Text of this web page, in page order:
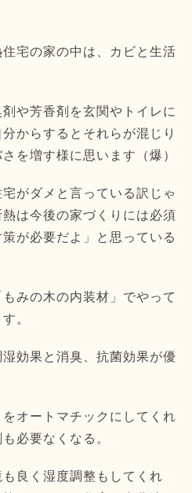
宅の家の中は、
カビと生活
や芳香剤を玄関やトイレに
分からするとそれらが混じり
を増す様に思います（爆）
がダメと言っている訳じゃ
は今後の家づくりには必須
策が必要だよ」と思っている
みの木の内装材」 でやって
。
効果と消臭、 抗菌効果が優
オートマチックにしてくれ
必要なくなる。
良く湿度調整もしてくれ